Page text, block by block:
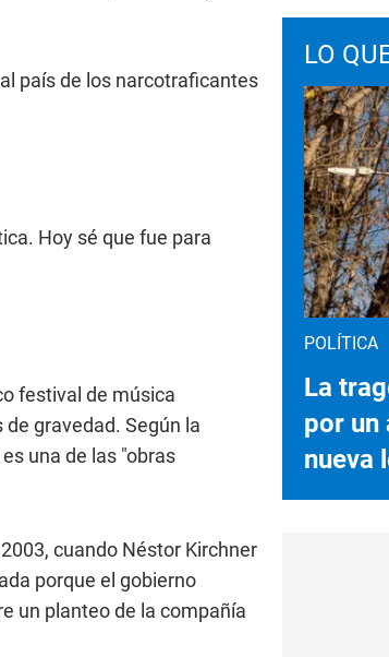
país de los narcotraficantes
Hoy sé que fue para
festival de música
gravedad. Según la
una de las "obras
cuando Néstor Kirchner
porque el gobierno
un planteo de la compañía
LO
POLÍTICA
La
por un
nueva